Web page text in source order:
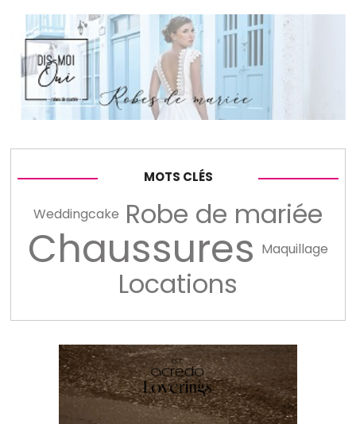
MOTS CLÉS
Weddingcake Robe de mariée
Chaussures Maquillage
Locations